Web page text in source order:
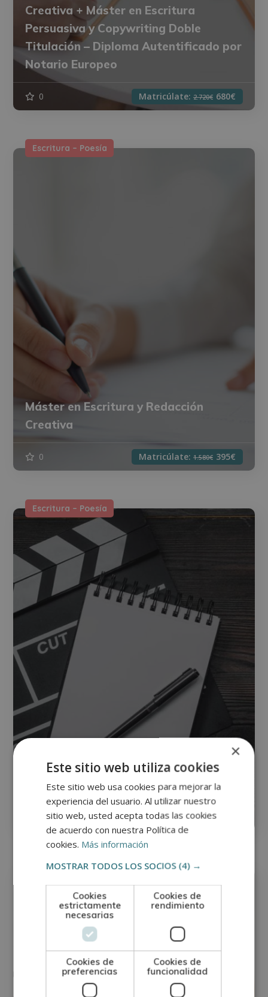
Creativa + Máster en Escritura
Persuasiva y Copywriting Doble
Titulación – Diploma Autentificado por
Notario Europeo
0 Matricúlate: 2.720€ 680€
Escritura – Poesía
Máster en Escritura y Redacción
Creativa
0 Matricúlate: 1.580€ 395€
Escritura – Poesía
Creativa + Guionista de Cine y
Televisión
Matricúlate:2.480€ 620€
Escritura – Poesía
×
Este sitio web utiliza cookies
Este sitio web usa cookies para mejorar la
experiencia del usuario. Al utilizar nuestro
sitio web, usted acepta todas las cookies
de acuerdo con nuestra Política de
cookies. Más información
MOSTRAR TODOS LOS SOCIOS (4) →
Cookies
estrictamente
necesarias
Cookies de
rendimiento
Cookies de
preferencias
Cookies de
funcionalidad